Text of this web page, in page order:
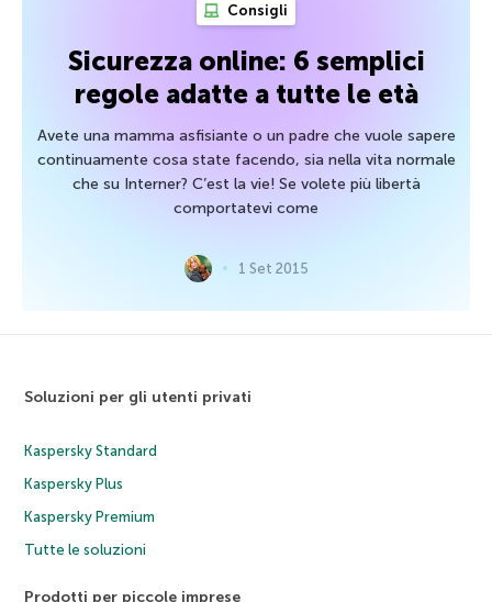
Consigli
Sicurezza online: 6 semplici
regole adatte a tutte le età
Avete una mamma asfisiante o un padre che vuole sapere
continuamente cosa state facendo, sia nella vita normale
che su Interner? C’est la vie! Se volete più libertà
comportatevi come
1 Set 2015
Soluzioni per gli utenti privati
Kaspersky Standard
Kaspersky Plus
Kaspersky Premium
Tutte le soluzioni
Prodotti per piccole imprese